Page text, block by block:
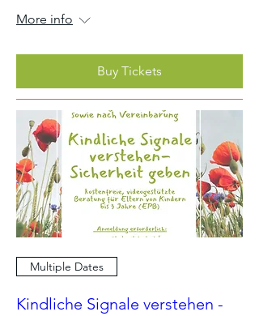
More info
Buy Tickets
Multiple Dates
Kindliche Signale verstehen -